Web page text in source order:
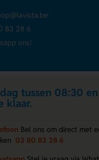
83 28 6
ons!
tussen 08:30
klaar.
Bel ons om direct met
03 80 83 28 6